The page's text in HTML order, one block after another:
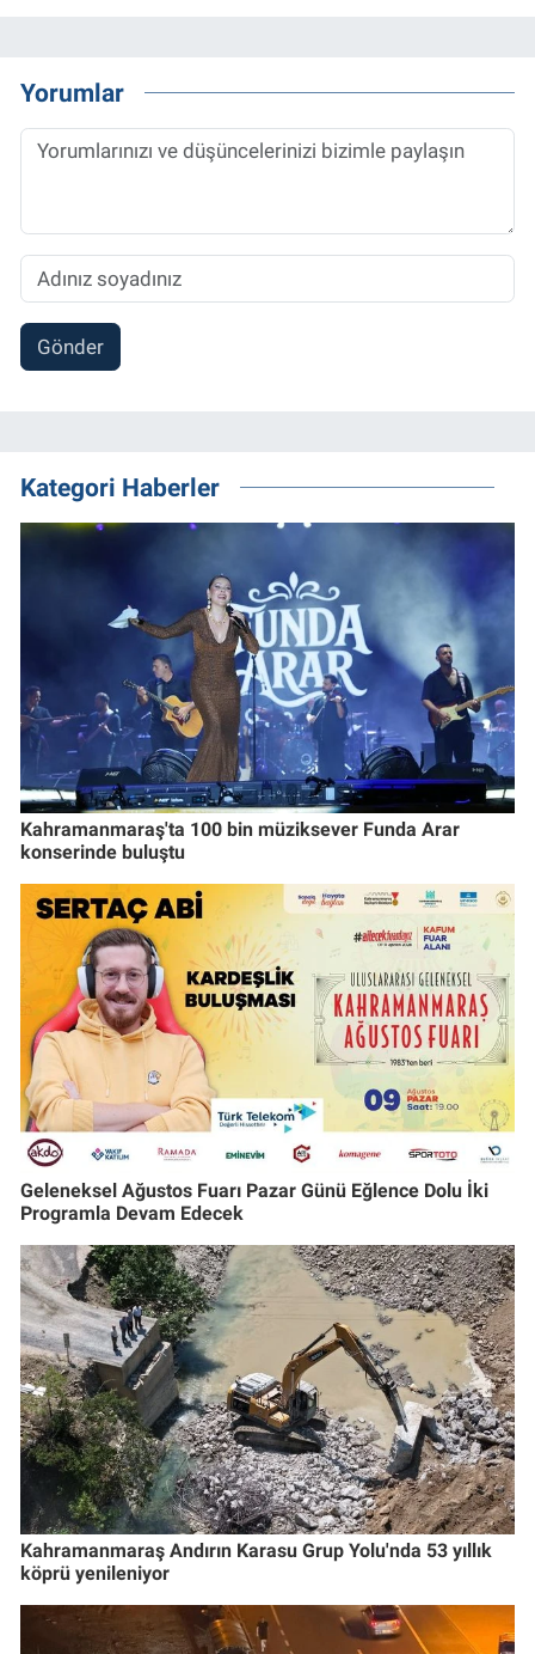
Yorumlar
Gönder
Kategori Haberler
Kahramanmaraş'ta 100 bin müziksever Funda Arar
konserinde buluştu
Geleneksel Ağustos Fuarı Pazar Günü Eğlence Dolu İki
Programla Devam Edecek
Kahramanmaraş Andırın Karasu Grup Yolu'nda 53 yıllık
köprü yenileniyor